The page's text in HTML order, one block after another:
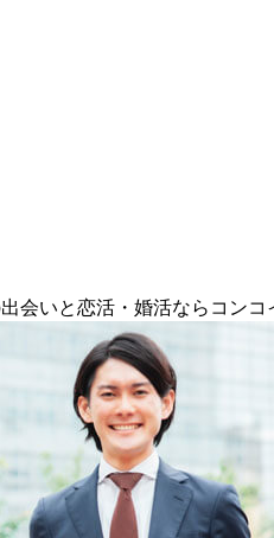
会いと恋活・婚活ならコン